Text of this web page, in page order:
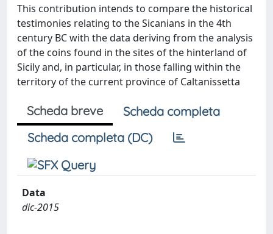
This contribution intends to compare the historical
testimonies relating to the Sicanians in the 4th
century BC with the data deriving from the analysis
of the coins found in the sites of the hinterland of
Sicily and, in particular, in those falling within the
territory of the current province of Caltanissetta
Scheda breve
Scheda completa
Scheda completa (DC)
Data
dic-2015